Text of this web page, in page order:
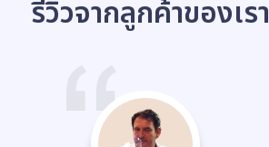
รีวิวจากลูกค้าของเรา